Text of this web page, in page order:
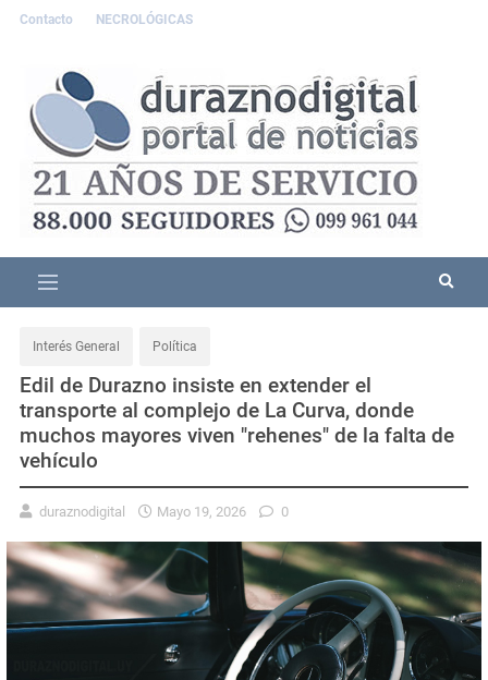
Contacto NECROLÓGICAS
Interés General Política
Edil de Durazno insiste en extender el
transporte al complejo de La Curva, donde
muchos mayores viven "rehenes" de la falta de
vehículo
duraznodigital Mayo 19, 2026 0